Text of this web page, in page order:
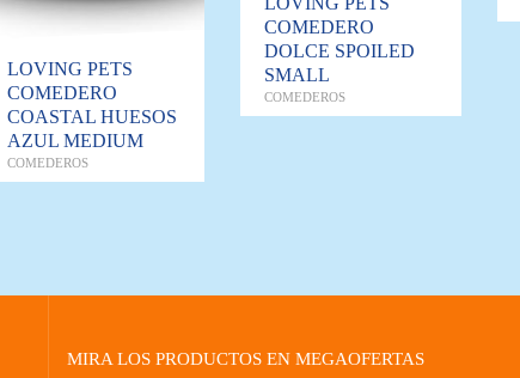
LOVING PETS
COMEDERO
COASTAL HUESOS
AZUL MEDIUM
COMEDEROS
COMEDERO
DOLCE SPOILED
SMALL
COMEDEROS
MIRA LOS PRODUCTOS EN MEGAOFERTAS